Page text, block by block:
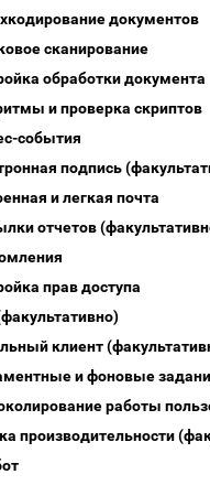
документов
сканирование
обработки документа
и проверка скриптов
события
подпись
и легкая почта
отчетов
прав доступа
клиент
и фоновые
работы
производительности